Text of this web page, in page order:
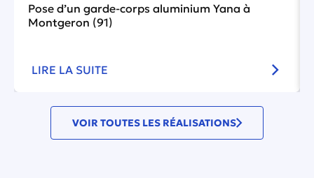
Pose d’un garde-corps aluminium Yana à
Montgeron (91)
LIRE LA SUITE
VOIR TOUTES LES RÉALISATIONS